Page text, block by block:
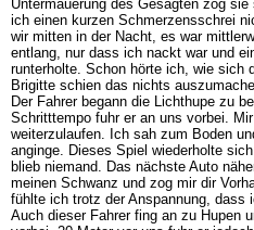
Untermauerung des Gesagten zog
ich einen kurzen Schmerzensschrei
wir mitten in der Nacht, es war
entlang, nur dass ich nackt war und
runterholte. Schon hörte ich, wie sich
Brigitte schien das nichts
Der Fahrer begann die Lichthupe zu
Schritttempo fuhr er an uns vorbei.
weiterzulaufen. Ich sah zum Boden
anginge. Dieses Spiel wiederholte
blieb niemand. Das nächste Auto
meinen Schwanz und zog mir dir
fühlte ich trotz der Anspannung, dass
Auch dieser Fahrer fing an zu Hupen